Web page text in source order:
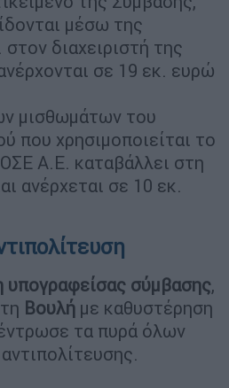
μέσω της
διαχειριστή της
σε 19 εκ. ευρώ
μισθωμάτων του
που χρησιμοποιείται το
Α.Ε. καταβάλλει στη
ανέρχεται σε 10 εκ.
υπογραφείσας σύμβασης,
Βουλή με καθυστέρηση
τα πυρά όλων